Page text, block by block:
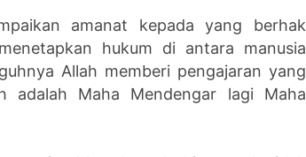
amanat kepada yang berhak
hukum di antara manusia
Allah memberi pengajaran yang
adalah Maha Mendengar lagi Maha